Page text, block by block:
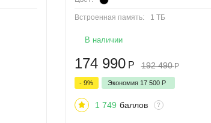
Встроенная память: 1 ТБ
В наличии
174 990 Р 192 490 Р
- 9% Экономия 17 500 Р
1 749 баллов ?